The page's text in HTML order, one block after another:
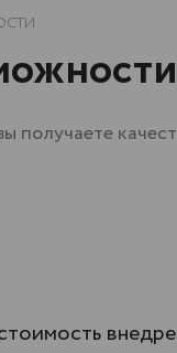
получаете